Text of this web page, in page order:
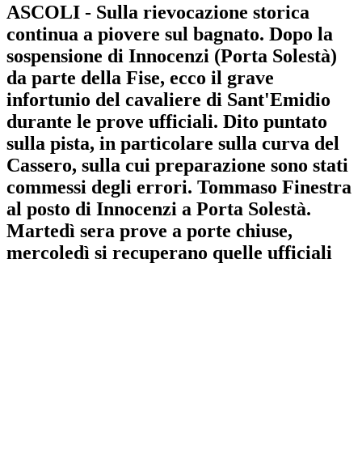
ASCOLI - Sulla rievocazione storica
continua a piovere sul bagnato. Dopo la
sospensione di Innocenzi (Porta Solestà)
da parte della Fise, ecco il grave
infortunio del cavaliere di Sant'Emidio
durante le prove ufficiali. Dito puntato
sulla pista, in particolare sulla curva del
Cassero, sulla cui preparazione sono stati
commessi degli errori. Tommaso Finestra
al posto di Innocenzi a Porta Solestà.
Martedì sera prove a porte chiuse,
mercoledì si recuperano quelle ufficiali